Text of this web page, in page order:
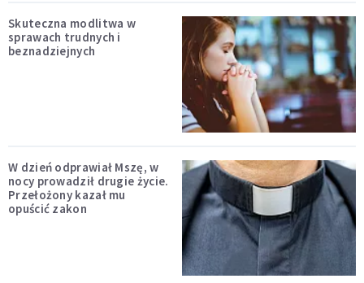
Skuteczna modlitwa w
sprawach trudnych i
beznadziejnych
W dzień odprawiał Mszę, w
nocy prowadził drugie życie.
Przełożony kazał mu
opuścić zakon